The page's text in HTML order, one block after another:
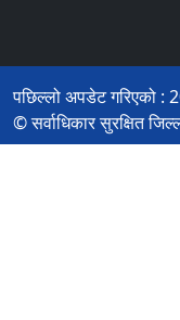
पछिल्लो अपडेट गरिएको
© सर्वाधिकार सुरक्षित